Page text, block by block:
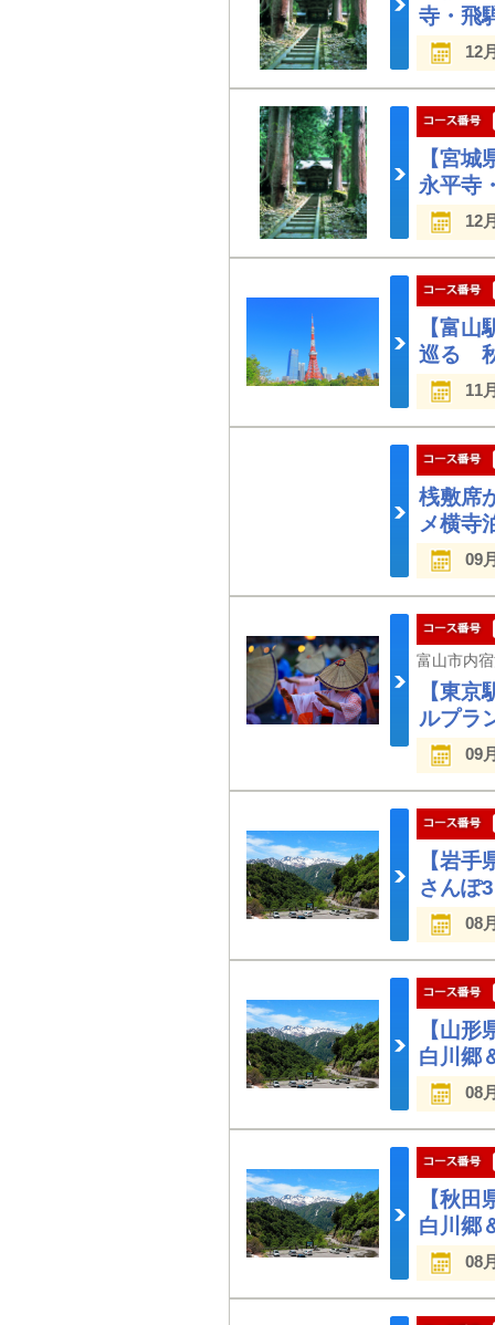
寺・飛
12
【宮
永平寺
12
【富
巡る
11
桟敷席
メ横寺
09
【東
ルプラ
09
【岩
さんぽ
08
【山
白川郷
08
【秋
白川郷
08